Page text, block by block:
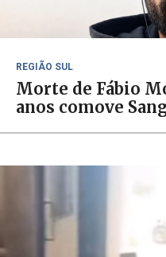
REGIÃO SUL
Morte de Fábio
anos comove